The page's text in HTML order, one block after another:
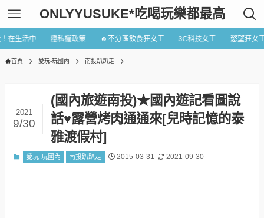
ONLYYUSUKE*吃喝玩樂都最高
在生活中 隱私權政策 ☻不分區飲食狂女王 3C科技女王 慾望狂女
首頁 愛玩-玩國內 南投趴趴走
(國內旅遊南投)★國內遊記看圖說
話♥露營烤肉通通來[兒時記憶的泰
雅渡假村]
2021
9/30
愛玩-玩國內 南投趴趴走 2015-03-31 2021-09-30